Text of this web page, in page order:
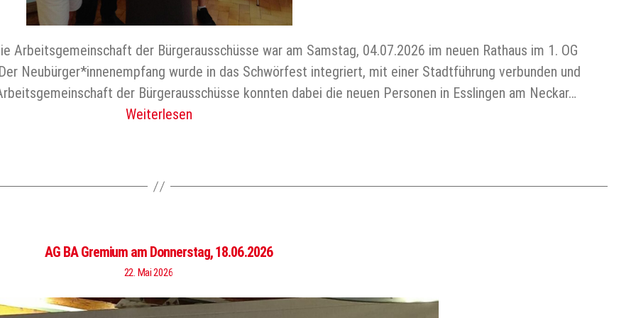
Arbeitsgemeinschaft der Bürgerausschüsse war am Samstag, 04.07.2026 im neuen Rathaus im 1. OG
Neubürger*innenempfang wurde in das Schwörfest integriert, mit einer Stadtführung verbunden und
der Bürgerausschüsse konnten dabei die neuen Personen in Esslingen am Neckar…
Weiterlesen
AG BA Gremium am Donnerstag, 18.06.2026
22. Mai 2026